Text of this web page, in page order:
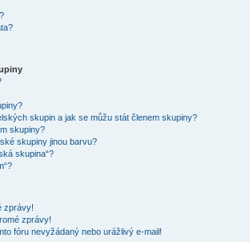
skupin a jak se můžu stát členem skupiny?
skupiny?
skupiny jinou barvu?
skupina“?
zprávy!
zprávy!
fóru nevyžádaný nebo urážlivý e-mail!